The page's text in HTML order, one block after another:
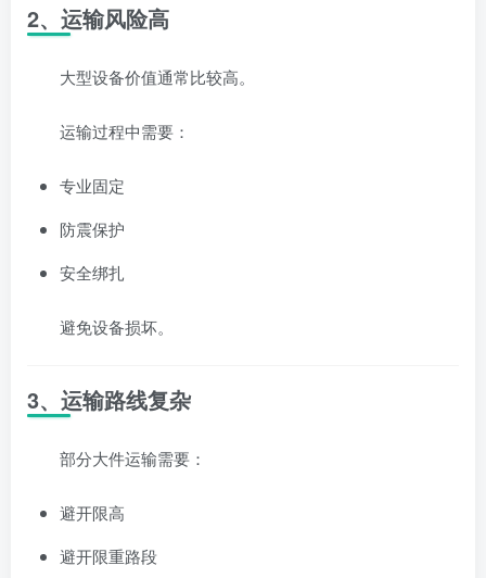
2、运输风险高
大型设备价值通常比较高。
运输过程中需要：
专业固定
防震保护
安全绑扎
避免设备损坏。
3、运输路线复杂
部分大件运输需要：
避开限高
避开限重路段